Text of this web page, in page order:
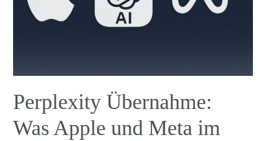
Perplexity Übernahme:
Was Apple und Meta im